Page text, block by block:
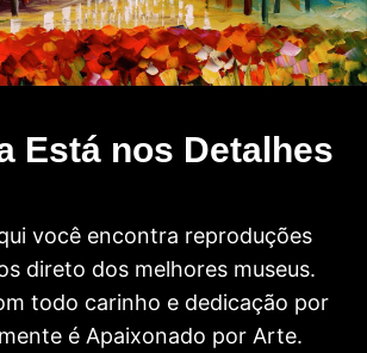
Está nos Detalhes
você encontra reproduções
direto dos melhores museus.
todo carinho e dedicação por
é Apaixonado por Arte.